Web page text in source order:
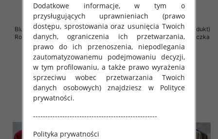
Bluzki damskie ( Turecki produkt)
Roz Standard , Mix Kolor .Paczka
12 szt
42.00 zł
szczegóły
Bluzki damskie ( Turecki produkt)
Roz Standard , Mix Kolor .Paczka
12 szt
42.00 zł
szczegóły
Dodatkowe informacje, w tym o
przysługujących uprawnieniach (prawo
dostępu, sprostowania oraz usunięcia Twoich
danych, ograniczenia ich przetwarzania,
prawo do ich przenoszenia, niepodlegania
zautomatyzowanemu podejmowaniu decyzji,
w tym profilowaniu, a także prawo wyrażenia
sprzeciwu wobec przetwarzania Twoich
danych osobowych) znajdziesz w Polityce
prywatności.
---------------------------------------------------
Polityka prywatności